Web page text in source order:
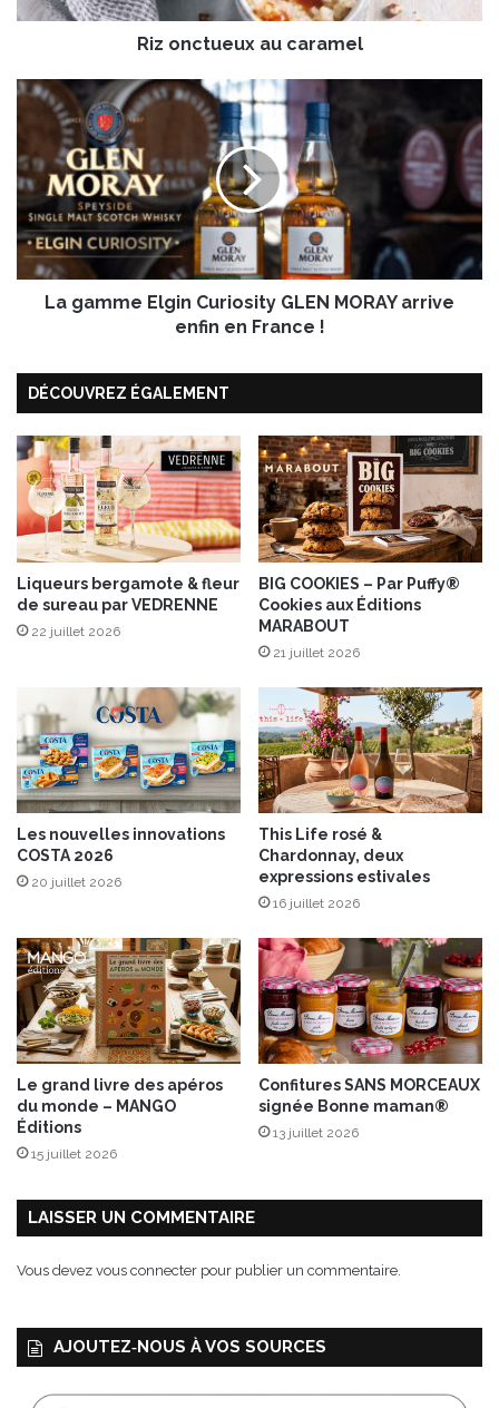
e
a
c
a
r
a
m
l
Riz onctueux au caramel
L
g
a
m
m
e
E
l
C
r
i
o
i
t
y
G
L
E
R
A
Y
a
r
r
i
v
n
f
i
n
e
F
r
a
!
La gamme Elgin Curiosity GLEN MORAY arrive
enfin en France !
DÉCOUVREZ ÉGALEMENT
Liqueurs bergamote & fleur
de sureau par VEDRENNE
22 juillet 2026
BIG COOKIES – Par Puffy®
Cookies aux Éditions
MARABOUT
21 juillet 2026
Les nouvelles innovations
COSTA 2026
20 juillet 2026
This Life rosé &
Chardonnay, deux
expressions estivales
16 juillet 2026
Le grand livre des apéros
du monde – MANGO
Éditions
15 juillet 2026
Confitures SANS MORCEAUX
signée Bonne maman®
13 juillet 2026
LAISSER UN COMMENTAIRE
Vous devez vous connecter pour publier un commentaire.
AJOUTEZ‑NOUS À VOS SOURCES